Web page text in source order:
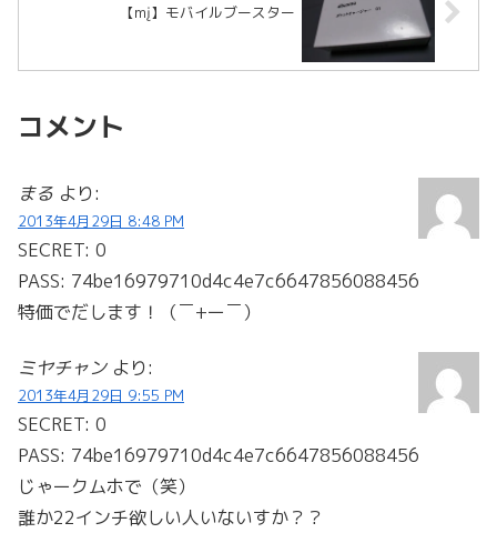
【mį】モバイルブースター
コメント
まる より:
2013年4月29日 8:48 PM
SECRET: 0
PASS: 74be16979710d4c4e7c6647856088456
特価でだします！（￣+ー￣）
ミヤチャン より:
2013年4月29日 9:55 PM
SECRET: 0
PASS: 74be16979710d4c4e7c6647856088456
じゃークムホで（笑）
誰か22インチ欲しい人いないすか？？